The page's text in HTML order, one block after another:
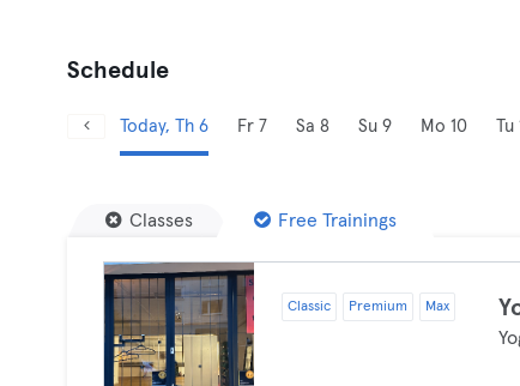
Schedule
Today, Th 6 Fr 7 Sa 8 Su 9 Mo 10 Tu
Classes Free Trainings
Classic Premium Max